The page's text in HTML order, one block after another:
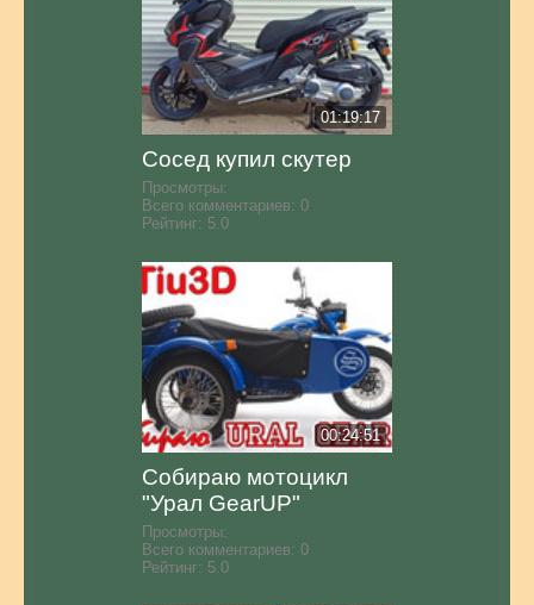
01:19:17
Сосед купил скутер
Просмотры:
Всего комментариев: 0
Рейтинг: 5.0
00:24:51
Собираю мотоцикл
"Урал GearUP"
Просмотры:
Всего комментариев: 0
Рейтинг: 5.0